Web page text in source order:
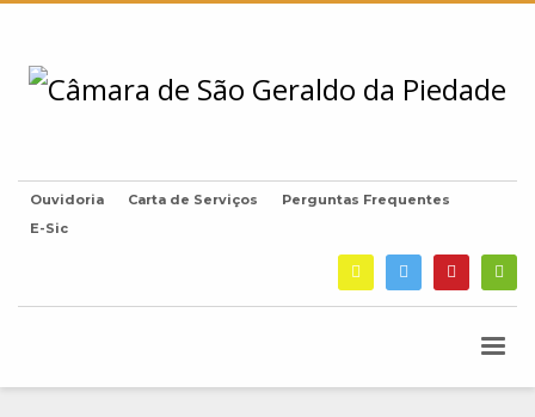
Ouvidoria Carta de Serviços
Perguntas Frequentes
E-Sic